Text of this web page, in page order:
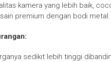
kamera yang lebih baik,
premium dengan bodi metal.
sedikit lebih tinggi